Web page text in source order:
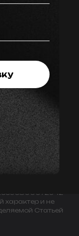
характер и не
Статьей